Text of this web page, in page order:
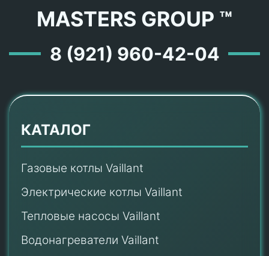
MASTERS GROUP ™
8 (921) 960-42-04
КАТАЛОГ
Газовые котлы Vaillant
Электрические котлы Vaillant
Тепловые насосы Vaillant
Водонагреватели Vaillant